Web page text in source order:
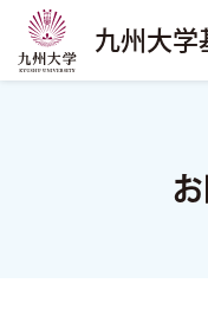
九州大学